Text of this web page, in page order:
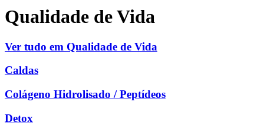
Qualidade de Vida
Ver tudo em Qualidade de Vida
Caldas
Colágeno Hidrolisado / Peptídeos
Detox